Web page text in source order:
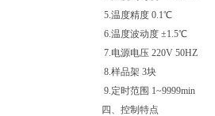
5.温度精度 0.1℃
6.温度波动度 ±1.5℃
7.电源电压 220V 50HZ
8.样品架 3块
9.定时范围 1~9999min
四、控制特点